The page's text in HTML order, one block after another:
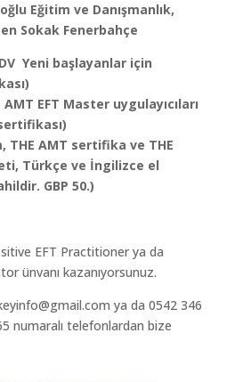
Eğitim ve Danışmanlık,
Sokak Fenerbahçe
Yeni başlayanlar için
EFT Master uygulayıcıları
THE AMT sertifika ve THE
Türkçe ve İngilizce el
GBP 50.)
EFT Practitioner ya da
ünvanı kazanıyorsunuz.
ya da 0542 346
numaralı telefonlardan bize